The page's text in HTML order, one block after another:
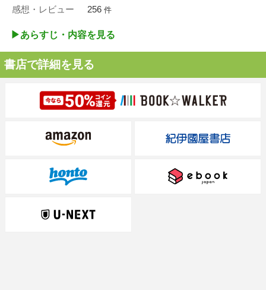
感想・レビュー 256 件
▶︎あらすじ・内容を見る
書店で詳細を見る